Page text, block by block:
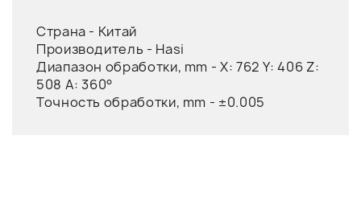
Страна - Китай
Производитель - Hasi
Диапазон обработки, mm - X: 762 Y: 406 Z:
508 A: 360°
Точность обработки, mm - ±0.005